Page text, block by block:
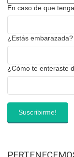
En caso de que
¿Estás embarazada?
¿Cómo te enteraste